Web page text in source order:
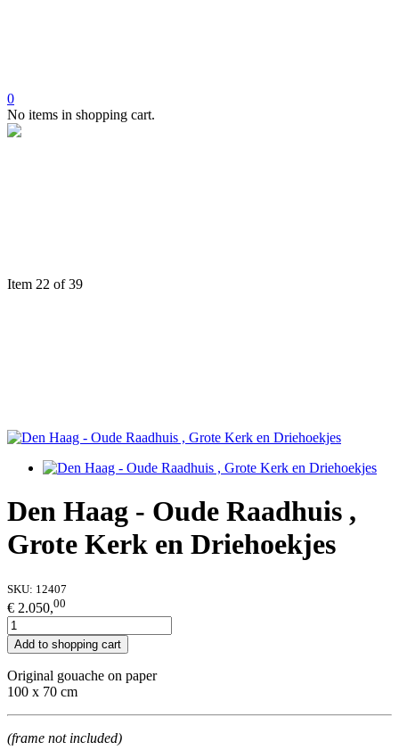
0
No items in shopping cart.
Item 22 of 39
Den Haag - Oude Raadhuis ,
Grote Kerk en Driehoekjes
SKU: 12407
€ 2.050,00
Add to shopping cart
Original gouache on paper
100 x 70 cm
(frame not included)